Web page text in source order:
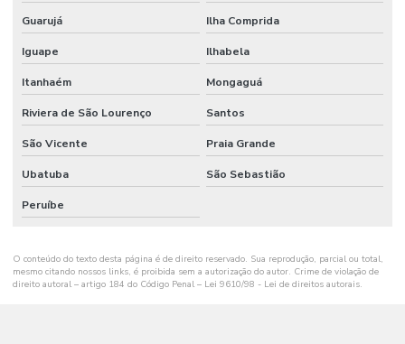
Guarujá Ilha Comprida
Iguape Ilhabela
Itanhaém Mongaguá
Riviera de São Lourenço Santos
São Vicente Praia Grande
Ubatuba São Sebastião
Peruíbe
O conteúdo do texto desta página é de direito reservado. Sua reprodução, parcial ou total,
mesmo citando nossos links, é proibida sem a autorização do autor. Crime de violação de
direito autoral – artigo 184 do Código Penal – Lei 9610/98 - Lei de direitos autorais.